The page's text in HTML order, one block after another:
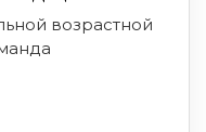
возрастной